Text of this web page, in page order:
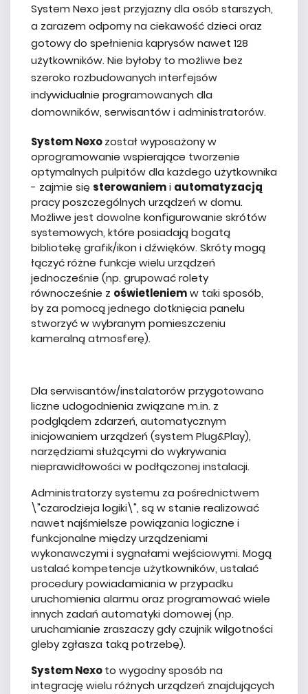
System Nexo jest przyjazny dla osób starszych,
a zarazem odporny na ciekawość dzieci oraz
gotowy do spełnienia kaprysów nawet 128
użytkowników. Nie byłoby to możliwe bez
szeroko rozbudowanych interfejsów
indywidualnie programowanych dla
domowników, serwisantów i administratorów.
System Nexozostał wyposażony w
oprogramowanie wspierające tworzenie
optymalnych pulpitów dla każdego użytkownika
- zajmie się sterowaniemi automatyzacją
pracy poszczególnych urządzeń w domu.
Możliwe jest dowolne konfigurowanie skrótów
systemowych, które posiadają bogatą
bibliotekę grafik/ikon i dźwięków. Skróty mogą
łączyć różne funkcje wielu urządzeń
jednocześnie (np. grupować rolety
równocześnie z oświetleniemw taki sposób,
by za pomocą jednego dotknięcia panelu
stworzyć w wybranym pomieszczeniu
kameralną atmosferę).
Dla serwisantów/instalatorów przygotowano
liczne udogodnienia związane m.in. z
podglądem zdarzeń, automatycznym
inicjowaniem urządzeń (system Plug&Play),
narzędziami służącymi do wykrywania
nieprawidłowości w podłączonej instalacji.
Administratorzy systemu za pośrednictwem
\"czarodzieja logiki\", są w stanie realizować
nawet najśmielsze powiązania logiczne i
funkcjonalne między urządzeniami
wykonawczymi i sygnałami wejściowymi. Mogą
ustalać kompetencje użytkowników, ustalać
procedury powiadamiania w przypadku
uruchomienia alarmu oraz programować wiele
innych zadań automatyki domowej (np.
uruchamianie zraszaczy gdy czujnik wilgotności
gleby zgłasza taką potrzebę).
System Nexoto wygodny sposób na
integrację wielu różnych urządzeń znajdujących